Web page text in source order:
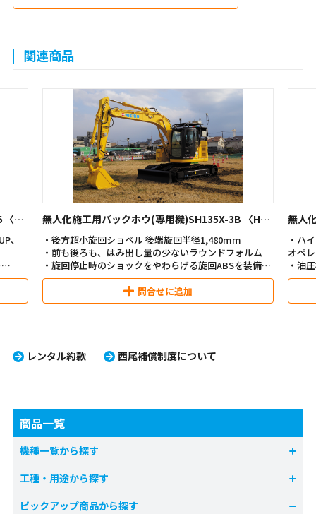
関連商品
3B 〈HRC
ドフォルム
ABSを装備
安定性と掘削
無人化施工用バックホウ(専用機)SH220HBL-6 〈ハ
イブリッド・HRCシステム〉
・ハイビジョン車載カメラの映像により作業効率UP、
オペレーターの疲労を軽減
・油圧機を超える作業性をかなえる1.0㎥バケット
・低燃費、低CO2、超低騒音をかなえた環境性能
・ハイブリッド機ならではの省エネ性能
・3Dバックホウガイダンスシステムも搭載可能
問合せに追加
レンタル約款 西尾補償制度について
商品一覧
機種一覧から探す
工種・用途から探す
ピックアップ商品から探す